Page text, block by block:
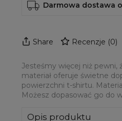
Darmowa dostawa
Share Recenzje (0)
Jesteśmy więcej niż pewni,
materiał oferuje świetne
powierzchni t-shirtu.
Możesz dopasować go do
Opis produktu